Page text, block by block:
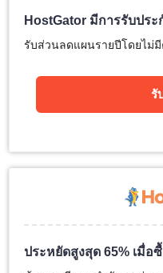
HostGator มีการรับปร
รับส่วนลดแผนรายปีโดยไม่มี
รั
ประหยัดสูงสุด 65% เมื่อ